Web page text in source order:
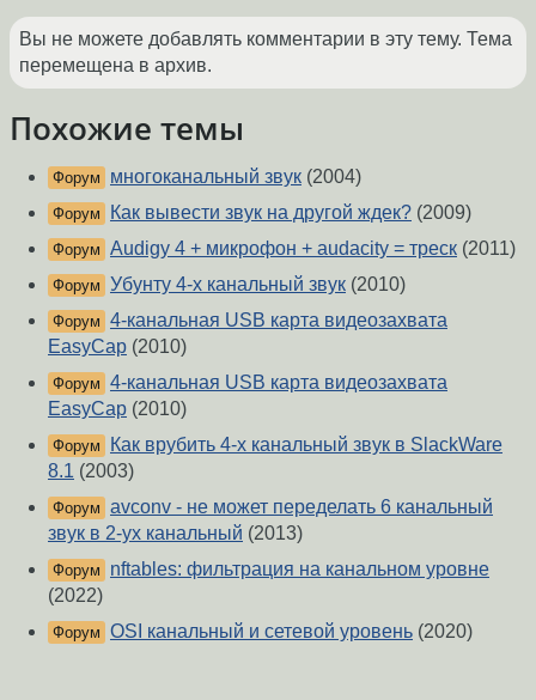
Вы не можете добавлять комментарии в эту тему. Тема
перемещена в архив.
Похожие темы
Форум многоканальный звук (2004)
Форум Как вывести звук на другой ждек? (2009)
Форум Audigy 4 + микрофон + audacity = треск (2011)
Форум Убунту 4-х канальный звук (2010)
Форум 4-канальная USB карта видеозахвата
EasyCap (2010)
Форум 4-канальная USB карта видеозахвата
EasyCap (2010)
Форум
Как врубить 4-х канальный звук в SlackWare
8.1 (2003)
Форум avconv - не может переделать 6 канальный
звук в 2-ух канальный (2013)
Форум
nftables: фильтрация на канальном уровне
(2022)
Форум OSI канальный и сетевой уровень (2020)